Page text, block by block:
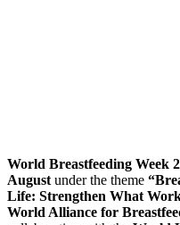
World Breastfeeding Week
August under the theme
Life: Strengthen What
World Alliance for